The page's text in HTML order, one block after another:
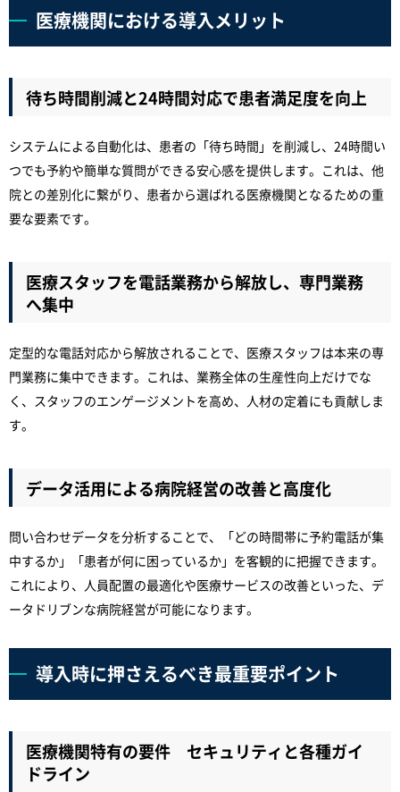
医療機関における導入メリット
待ち時間削減と24時間対応で患者満足度を向上
システムによる自動化は、患者の「待ち時間」を削減し、24時間い
つでも予約や簡単な質問ができる安心感を提供します。これは、他
院との差別化に繋がり、患者から選ばれる医療機関となるための重
要な要素です。
医療スタッフを電話業務から解放し、専門業務
へ集中
定型的な電話対応から解放されることで、医療スタッフは本来の専
門業務に集中できます。これは、業務全体の生産性向上だけでな
く、スタッフのエンゲージメントを高め、人材の定着にも貢献しま
す。
データ活用による病院経営の改善と高度化
問い合わせデータを分析することで、「どの時間帯に予約電話が集
中するか」「患者が何に困っているか」を客観的に把握できます。
これにより、人員配置の最適化や医療サービスの改善といった、デ
ータドリブンな病院経営が可能になります。
導入時に押さえるべき最重要ポイント
医療機関特有の要件 セキュリティと各種ガイ
ドライン